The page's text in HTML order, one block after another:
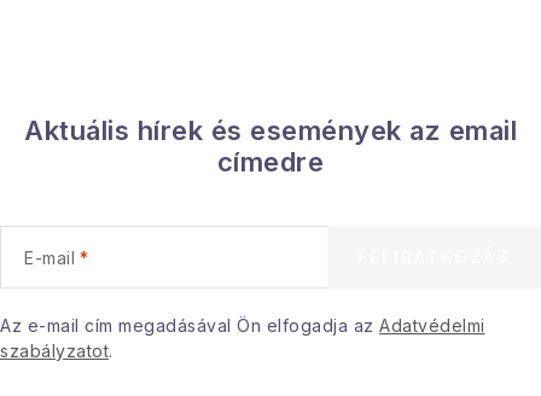
s
e
m
e
i
Aktuális hírek és események az email
címedre
E-mail
Az e-mail cím megadásával Ön elfogadja az Adatvédelmi
szabályzatot.